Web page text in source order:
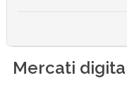
Mercati